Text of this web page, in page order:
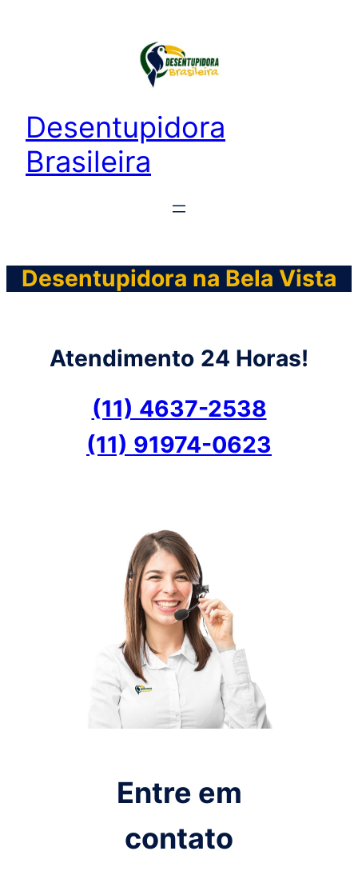
Desentupidora
Brasileira
Desentupidora na Bela Vista
Atendimento 24 Horas!
(11) 4637-2538
(11) 91974-0623
Entre em
contato